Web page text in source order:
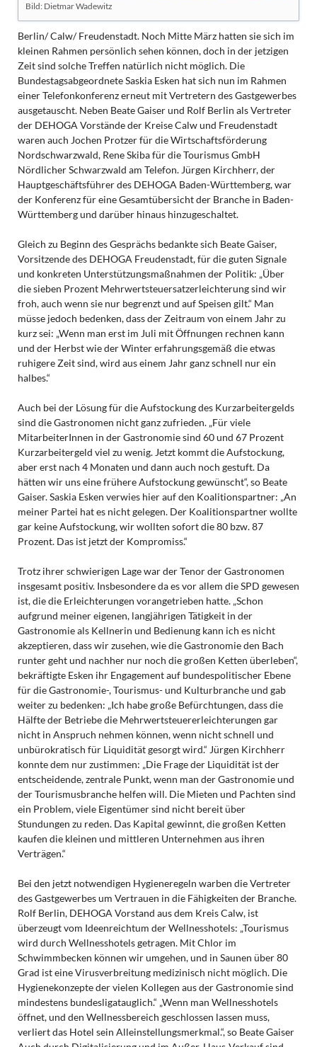
Bild: Dietmar Wadewitz
Berlin/ Calw/ Freudenstadt. Noch Mitte März hatten sie sich im
kleinen Rahmen persönlich sehen können, doch in der jetzigen
Zeit sind solche Treffen natürlich nicht möglich. Die
Bundestagsabgeordnete Saskia Esken hat sich nun im Rahmen
einer Telefonkonferenz erneut mit Vertretern des Gastgewerbes
ausgetauscht. Neben Beate Gaiser und Rolf Berlin als Vertreter
der DEHOGA Vorstände der Kreise Calw und Freudenstadt
waren auch Jochen Protzer für die Wirtschaftsförderung
Nordschwarzwald, Rene Skiba für die Tourismus GmbH
Nördlicher Schwarzwald am Telefon. Jürgen Kirchherr, der
Hauptgeschäftsführer des DEHOGA Baden-Württemberg, war
der Konferenz für eine Gesamtübersicht der Branche in Baden-
Württemberg und darüber hinaus hinzugeschaltet.
Gleich zu Beginn des Gesprächs bedankte sich Beate Gaiser,
Vorsitzende des DEHOGA Freudenstadt, für die guten Signale
und konkreten Unterstützungsmaßnahmen der Politik: „Über
die sieben Prozent Mehrwertsteuersatzerleichterung sind wir
froh, auch wenn sie nur begrenzt und auf Speisen gilt.“ Man
müsse jedoch bedenken, dass der Zeitraum von einem Jahr zu
kurz sei: „Wenn man erst im Juli mit Öffnungen rechnen kann
und der Herbst wie der Winter erfahrungsgemäß die etwas
ruhigere Zeit sind, wird aus einem Jahr ganz schnell nur ein
halbes.“
Auch bei der Lösung für die Aufstockung des Kurzarbeitergelds
sind die Gastronomen nicht ganz zufrieden. „Für viele
MitarbeiterInnen in der Gastronomie sind 60 und 67 Prozent
Kurzarbeitergeld viel zu wenig. Jetzt kommt die Aufstockung,
aber erst nach 4 Monaten und dann auch noch gestuft. Da
hätten wir uns eine frühere Aufstockung gewünscht“, so Beate
Gaiser. Saskia Esken verwies hier auf den Koalitionspartner: „An
meiner Partei hat es nicht gelegen. Der Koalitionspartner wollte
gar keine Aufstockung, wir wollten sofort die 80 bzw. 87
Prozent. Das ist jetzt der Kompromiss.“
Trotz ihrer schwierigen Lage war der Tenor der Gastronomen
insgesamt positiv. Insbesondere da es vor allem die SPD gewesen
ist, die die Erleichterungen vorangetrieben hatte. „Schon
aufgrund meiner eigenen, langjährigen Tätigkeit in der
Gastronomie als Kellnerin und Bedienung kann ich es nicht
akzeptieren, dass wir zusehen, wie die Gastronomie den Bach
runter geht und nachher nur noch die großen Ketten überleben“,
bekräftigte Esken ihr Engagement auf bundespolitischer Ebene
für die Gastronomie-, Tourismus- und Kulturbranche und gab
weiter zu bedenken: „Ich habe große Befürchtungen, dass die
Hälfte der Betriebe die Mehrwertsteuererleichterungen gar
nicht in Anspruch nehmen können, wenn nicht schnell und
unbürokratisch für Liquidität gesorgt wird.“ Jürgen Kirchherr
konnte dem nur zustimmen: „Die Frage der Liquidität ist der
entscheidende, zentrale Punkt, wenn man der Gastronomie und
der Tourismusbranche helfen will. Die Mieten und Pachten sind
ein Problem, viele Eigentümer sind nicht bereit über
Stundungen zu reden. Das Kapital gewinnt, die großen Ketten
kaufen die kleinen und mittleren Unternehmen aus ihren
Verträgen.“
Bei den jetzt notwendigen Hygieneregeln warben die Vertreter
des Gastgewerbes um Vertrauen in die Fähigkeiten der Branche.
Rolf Berlin, DEHOGA Vorstand aus dem Kreis Calw, ist
überzeugt vom Ideenreichtum der Wellnesshotels: „Tourismus
wird durch Wellnesshotels getragen. Mit Chlor im
Schwimmbecken können wir umgehen, und in Saunen über 80
Grad ist eine Virusverbreitung medizinisch nicht möglich. Die
Hygienekonzepte der vielen Kollegen aus der Gastronomie sind
mindestens bundesligatauglich.“ „Wenn man Wellnesshotels
öffnet, und den Wellnessbereich geschlossen lassen muss,
verliert das Hotel sein Alleinstellungsmerkmal.“, so Beate Gaiser